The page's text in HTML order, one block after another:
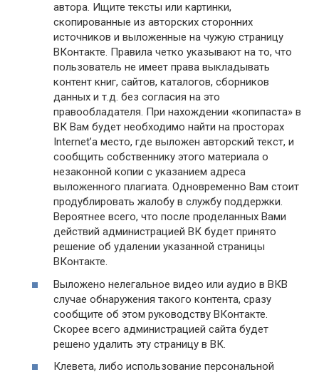
автора. Ищите тексты или картинки,
скопированные из авторских сторонних
источников и выложенные на чужую страницу
ВКонтакте. Правила четко указывают на то, что
пользователь не имеет права выкладывать
контент книг, сайтов, каталогов, сборников
данных и т.д. без согласия на это
правообладателя. При нахождении «копипаста» в
ВК Вам будет необходимо найти на просторах
Internet’а место, где выложен авторский текст, и
сообщить собственнику этого материала о
незаконной копии с указанием адреса
выложенного плагиата. Одновременно Вам стоит
продублировать жалобу в службу поддержки.
Вероятнее всего, что после проделанных Вами
действий администрацией ВК будет принято
решение об удалении указанной страницы
ВКонтакте.
Выложено нелегальное видео или аудио в ВКВ
случае обнаружения такого контента, сразу
сообщите об этом руководству ВКонтакте.
Скорее всего администрацией сайта будет
решено удалить эту страницу в ВК.
Клевета, либо использование персональной